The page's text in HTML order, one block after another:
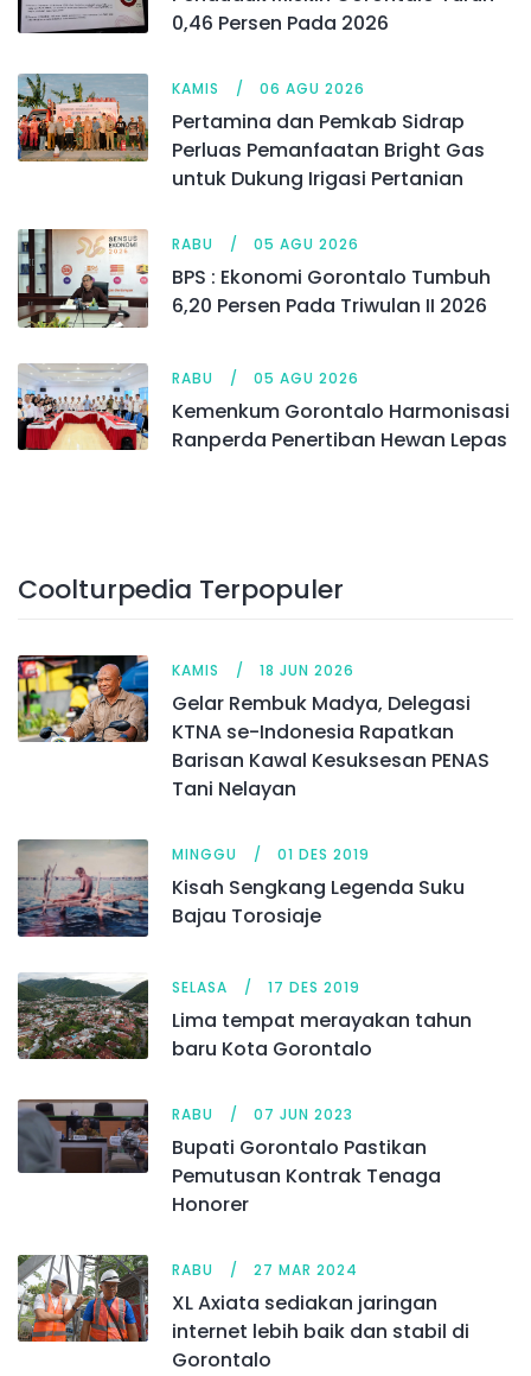
0,46 Persen Pada 2026
KAMIS 06 AGU 2026
Pertamina dan Pemkab Sidrap
Perluas Pemanfaatan Bright Gas
untuk Dukung Irigasi Pertanian
RABU 05 AGU 2026
BPS : Ekonomi Gorontalo Tumbuh
6,20 Persen Pada Triwulan II 2026
RABU 05 AGU 2026
Kemenkum Gorontalo Harmonisasi
Ranperda Penertiban Hewan Lepas
Coolturpedia Terpopuler
KAMIS 18 JUN 2026
Gelar Rembuk Madya, Delegasi
KTNA se-Indonesia Rapatkan
Barisan Kawal Kesuksesan PENAS
Tani Nelayan
MINGGU 01 DES 2019
Kisah Sengkang Legenda Suku
Bajau Torosiaje
SELASA 17 DES 2019
Lima tempat merayakan tahun
baru Kota Gorontalo
RABU 07 JUN 2023
Bupati Gorontalo Pastikan
Pemutusan Kontrak Tenaga
Honorer
RABU 27 MAR 2024
XL Axiata sediakan jaringan
internet lebih baik dan stabil di
Gorontalo